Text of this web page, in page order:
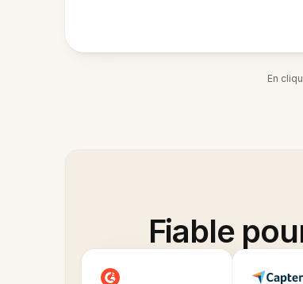
En
Fiable